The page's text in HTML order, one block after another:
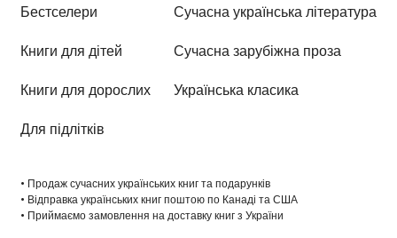
Бестселери
Книги для дітей
Книги для дорослих
Для підлітків
Сучасна українська література
Сучасна зарубіжна проза
Українська класика
• Продаж сучасних українських книг та подарунків
• Відправка українських книг поштою по Канаді та США
• Приймаємо замовлення на доставку книг з України